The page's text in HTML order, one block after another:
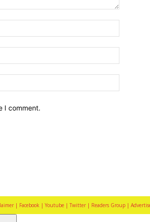
I comment.
| Facebook | Youtube | Twitter | Readers Group |